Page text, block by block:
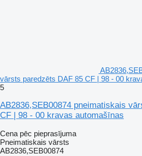
vārsts paredzēts DAF 85 CF | 98 - 00
5
AB2836,SEB00874 pneimatiskais
CF | 98 - 00 kravas automašīnas
Cena pēc pieprasījuma
Pneimatiskais vārsts
AB2836,SEB00874